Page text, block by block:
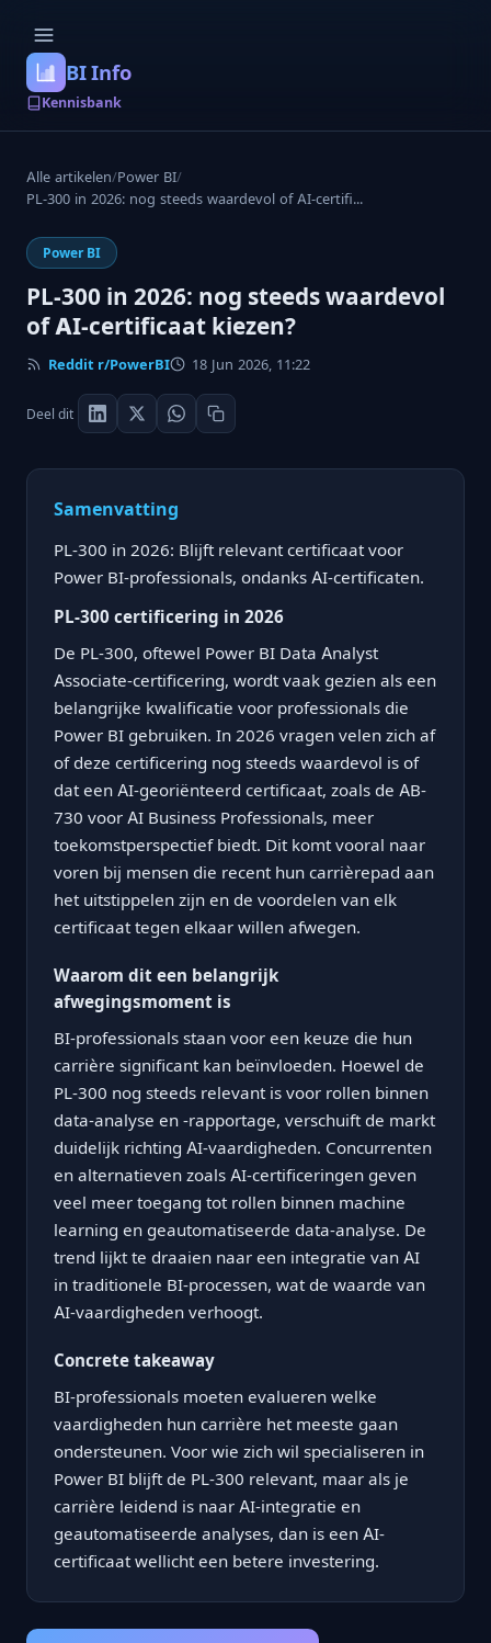
BI Info
Kennisbank
Alle artikelen/Power BI/
PL-300 in 2026: nog steeds waardevol of AI-certifi...
Power BI
PL-300 in 2026: nog steeds waardevol
of AI-certificaat kiezen?
Reddit r/PowerBI 18 Jun 2026, 11:22
Deel dit
Samenvatting
PL-300 in 2026: Blijft relevant certificaat voor
Power BI-professionals, ondanks AI-certificaten.
PL-300 certificering in 2026
De PL-300, oftewel Power BI Data Analyst
Associate-certificering, wordt vaak gezien als een
belangrijke kwalificatie voor professionals die
Power BI gebruiken. In 2026 vragen velen zich af
of deze certificering nog steeds waardevol is of
dat een AI-georiënteerd certificaat, zoals de AB-
730 voor AI Business Professionals, meer
toekomstperspectief biedt. Dit komt vooral naar
voren bij mensen die recent hun carrièrepad aan
het uitstippelen zijn en de voordelen van elk
certificaat tegen elkaar willen afwegen.
Waarom dit een belangrijk
afwegingsmoment is
BI-professionals staan voor een keuze die hun
carrière significant kan beïnvloeden. Hoewel de
PL-300 nog steeds relevant is voor rollen binnen
data-analyse en -rapportage, verschuift de markt
duidelijk richting AI-vaardigheden. Concurrenten
en alternatieven zoals AI-certificeringen geven
veel meer toegang tot rollen binnen machine
learning en geautomatiseerde data-analyse. De
trend lijkt te draaien naar een integratie van AI
in traditionele BI-processen, wat de waarde van
AI-vaardigheden verhoogt.
Concrete takeaway
BI-professionals moeten evalueren welke
vaardigheden hun carrière het meeste gaan
ondersteunen. Voor wie zich wil specialiseren in
Power BI blijft de PL-300 relevant, maar als je
carrière leidend is naar AI-integratie en
geautomatiseerde analyses, dan is een AI-
certificaat wellicht een betere investering.